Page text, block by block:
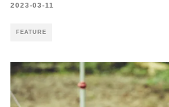
2023-03-11
FEATURE